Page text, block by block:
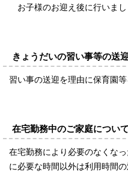
お子様のお迎え後に行いまし
きょうだいの習い事等の送
習い事の送迎を理由に保育園
在宅勤務中のご家庭について
在宅勤務により必要のなくな
に必要な時間以外は利用時間の